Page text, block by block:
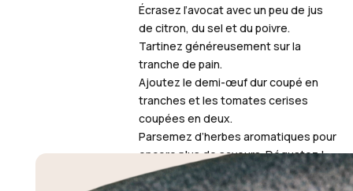
Écrasez l’avocat avec un peu de jus
de citron, du sel et du poivre.
Tartinez généreusement sur la
tranche de pain.
Ajoutez le demi-œuf dur coupé en
tranches et les tomates cerises
coupées en deux.
Parsemez d’herbes aromatiques pour
encore plus de saveurs. Dégustez !